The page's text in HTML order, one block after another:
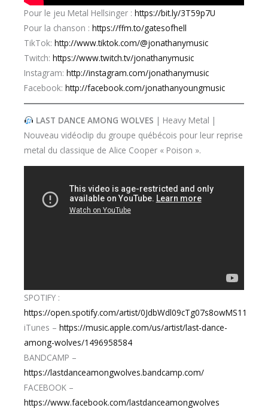
Pour le jeu Metal Hellsinger : https://bit.ly/3T59p7U
Pour la chanson : https://ffm.to/gatesofhell
TikTok: http://www.tiktok.com/@jonathanymusic
Twitch: https://www.twitch.tv/jonathanymusic
Instagram: http://instagram.com/jonathanymusic
Facebook: http://facebook.com/jonathanyoungmusic
LAST DANCE AMONG WOLVES | Heavy Metal |
Nouveau vidéoclip du groupe québécois pour leur reprise
metal du classique de Alice Cooper « Poison ».
SPOTIFY :
https://open.spotify.com/artist/0JdbWdl09cTg07s8owMS11
iTunes – https://music.apple.com/us/artist/last-dance-
among-wolves/1496958584
BANDCAMP –
https://lastdanceamongwolves.bandcamp.com/
FACEBOOK –
https://www.facebook.com/lastdanceamongwolves